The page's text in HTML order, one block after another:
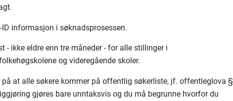
informasjon i søknadsprosessen.
- ikke eldre enn tre måneder - for alle stillinger i
og videregående skoler.
at alle søkere kommer på offentlig søkerliste, jf. offentleglova §
gjøres bare unntaksvis og du må begrunne hvorfor du